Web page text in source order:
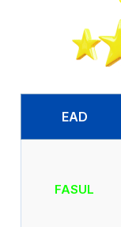
EAD
FASUL